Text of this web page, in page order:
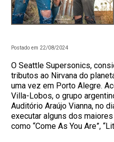
Postado em 22/08/2024
O Seattle Supersonics,
tributos ao Nirvana do
uma vez em Porto Alegre.
Villa-Lobos, o grupo
Auditório Araújo Vianna, no
executar alguns dos
como “Come As You Are”,